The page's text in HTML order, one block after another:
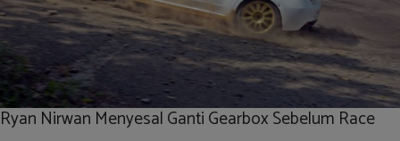
Ryan Nirwan Menyesal Ganti Gearbox Sebelum Race